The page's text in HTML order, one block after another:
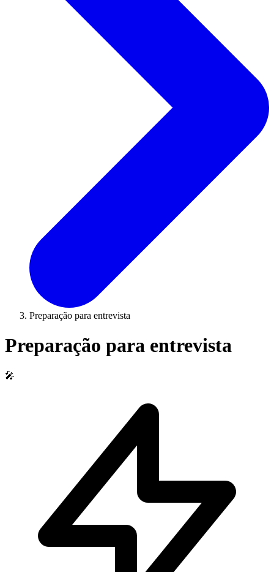
Preparação para entrevista
Preparação para entrevista
🎤